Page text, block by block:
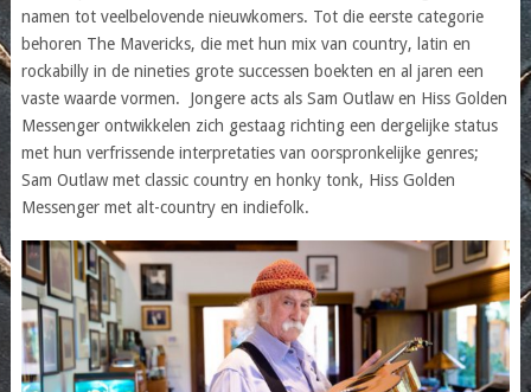
namen tot veelbelovende nieuwkomers. Tot die eerste categorie
behoren The Mavericks, die met hun mix van country, latin en
rockabilly in de nineties grote successen boekten en al jaren een
vaste waarde vormen. Jongere acts als Sam Outlaw en Hiss Golden
Messenger ontwikkelen zich gestaag richting een dergelijke status
met hun verfrissende interpretaties van oorspronkelijke genres;
Sam Outlaw met classic country en honky tonk, Hiss Golden
Messenger met alt-country en indiefolk.